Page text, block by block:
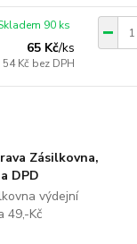
65 Kč/ks
54 Kč bez DPH
90 ks
Zásilkovna,
DPD
výdejní
49,-Kč